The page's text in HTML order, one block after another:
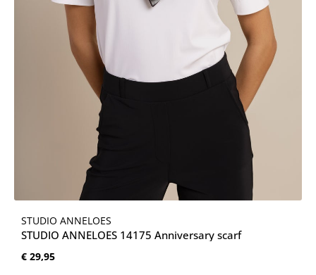
STUDIO ANNELOES
STUDIO ANNELOES 14175 Anniversary scarf
Normale prijs:
€ 29,95